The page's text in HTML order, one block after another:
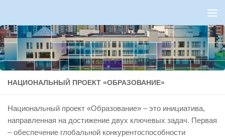
НАЦИОНАЛЬНЫЙ ПРОЕКТ «ОБРАЗОВАНИЕ»
Национальный проект «Образование» – это инициатива,
направленная на достижение двух ключевых задач. Первая
– обеспечение глобальной конкурентоспособности